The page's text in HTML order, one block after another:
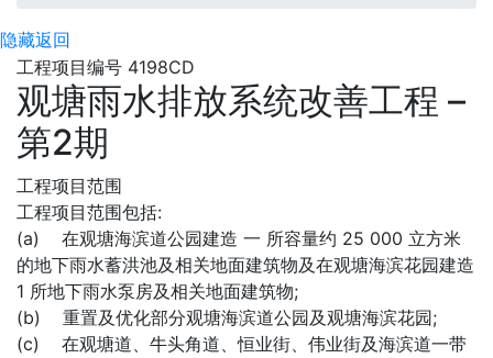
隐藏返回
工程项目编号 4198CD
观塘雨水排放系统改善工程 –
第2期
工程项目范围
工程项目范围包括:
(a) 在观塘海滨道公园建造 一 所容量约 25 000 立方米
的地下雨水蓄洪池及相关地面建筑物及在观塘海滨花园建造
1 所地下雨水泵房及相关地面建筑物;
(b) 重置及优化部分观塘海滨道公园及观塘海滨花园;
(c) 在观塘道、牛头角道、恒业街、伟业街及海滨道一带